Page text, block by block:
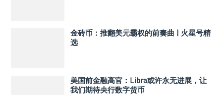
金砖币：推翻美元霸权的前奏曲 | 火星号精
选
美国前金融高官：Libra或许永无进展，让
我们期待央行数字货币